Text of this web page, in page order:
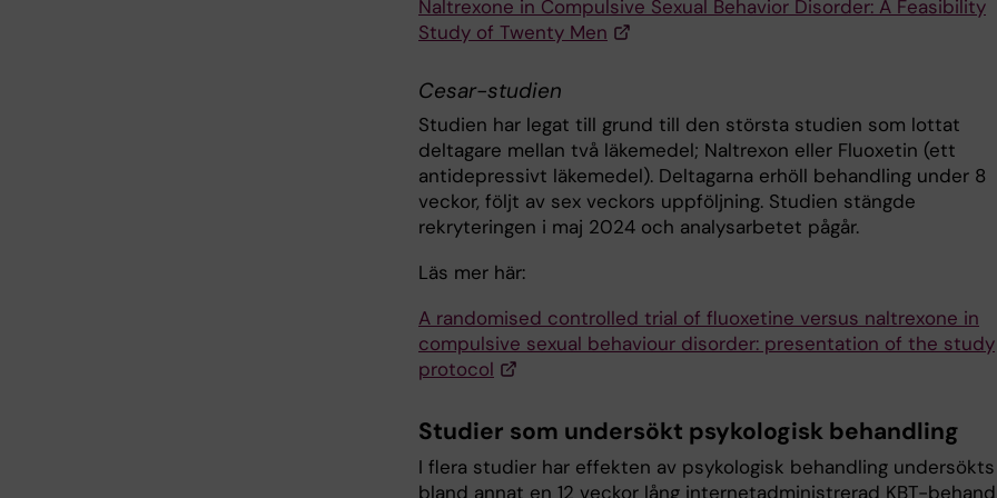
Naltrexone in Compulsive Sexual Behavior Disorder: A Feasibility
Study of Twenty Men
Cesar-studien
Studien har legat till grund till den största studien som lottat
deltagare mellan två läkemedel; Naltrexon eller Fluoxetin (ett
antidepressivt läkemedel). Deltagarna erhöll behandling under 8
veckor, följt av sex veckors uppföljning. Studien stängde
rekryteringen i maj 2024 och analysarbetet pågår.
Läs mer här:
A randomised controlled trial of fluoxetine versus naltrexone in
compulsive sexual behaviour disorder: presentation of the study
protocol
Studier som undersökt psykologisk behandling
I flera studier har effekten av psykologisk behandling undersökts
bland annat en 12 veckor lång internetadministrerad KBT-